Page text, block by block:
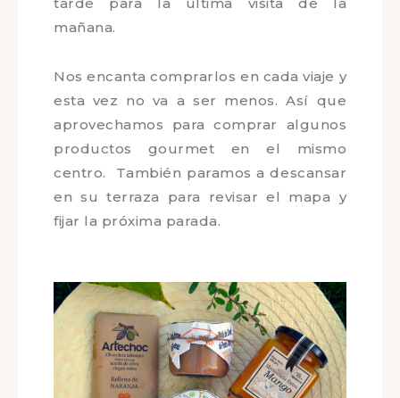
muy buena pinta pero finalmente nos
podemos hacerla ya que llegamos
mañana.
Nos encanta comprarlos en cada
viaje y esta vez no va a ser menos. Así
que aprovechamos para comprar
algunos productos gourmet en el
mismo centro. También paramos a